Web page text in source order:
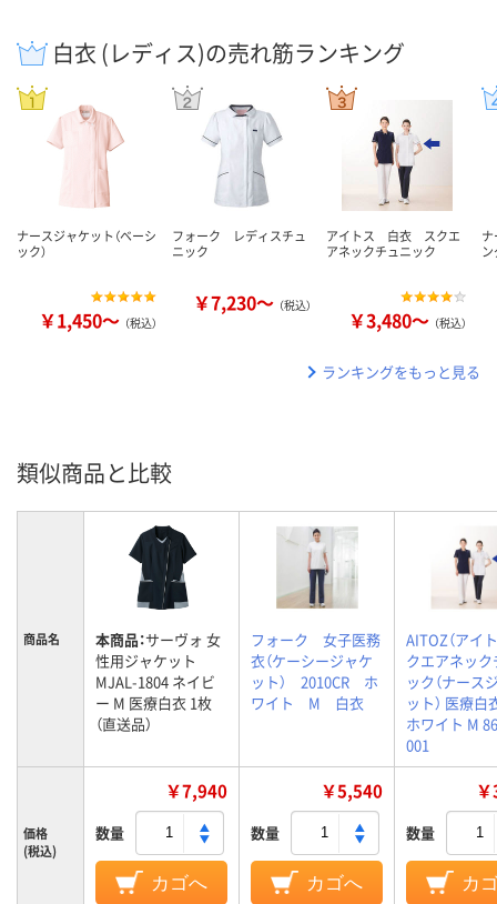
白衣 (レディス)の売れ筋ランキング
ナースジャケット（ベーシ
ック）
￥1,450～ （税込）
フォーク レディスチュ
ニック
￥7,230～ （税込）
アイトス 白衣 スクエ
アネックチュニック
￥3,480～ （税込）
ナ
ン
ランキングをもっと見る
類似商品と比較
商品名 本商品：サーヴォ 女
性用ジャケット
MJAL-1804 ネイビ
ー M 医療白衣 1枚
（直送品）
フォーク 女子医務
衣（ケーシージャケ
ット） 2010CR ホ
ワイト M 白衣
AITOZ（アイ
クエアネッ
ック（ナース
ット） 医療白
ホワイト M
001
価格
(税込)
￥7,940
数量
カゴへ
￥5,540
数量
カゴへ
数量
カ